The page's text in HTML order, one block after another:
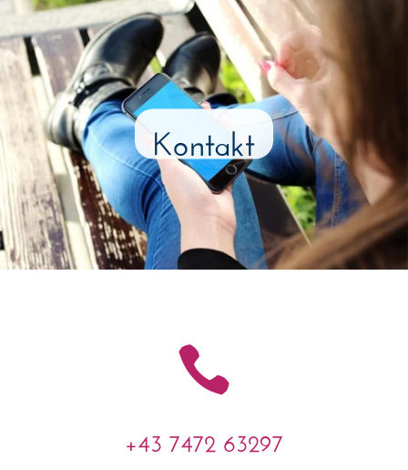
Kontakt

+43 7472 63297